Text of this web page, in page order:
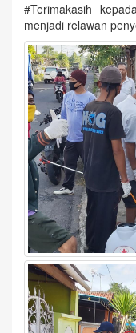
#Terimakasih
menjadi relawan